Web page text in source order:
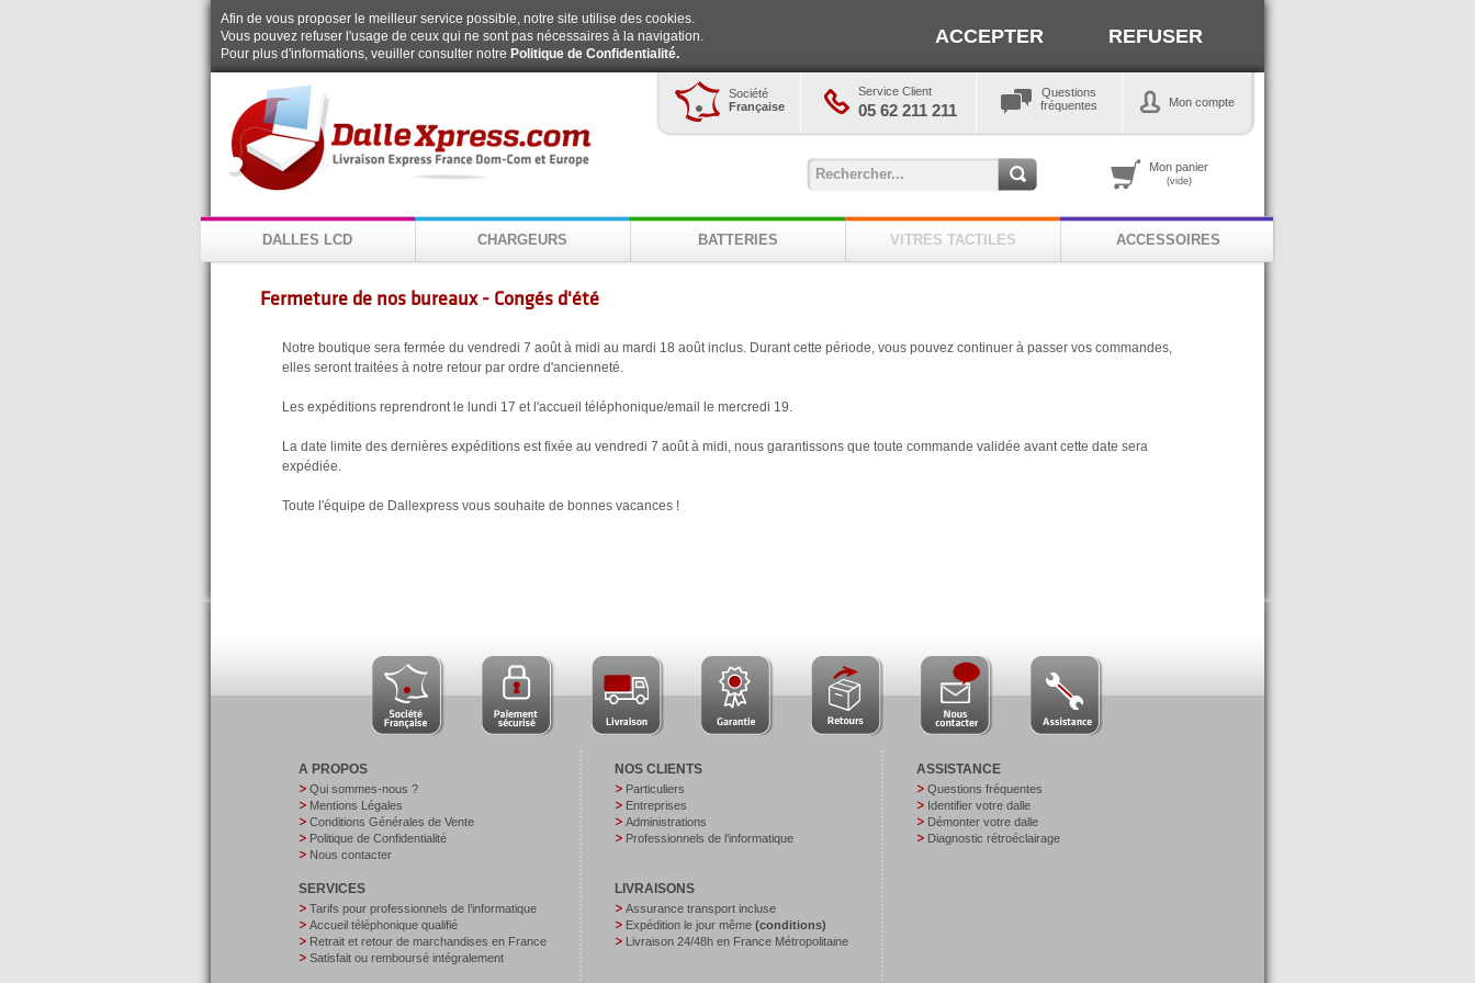
Afin de vous proposer le meilleur service possible, notre site utilise des cookies.
Vous pouvez refuser l'usage de ceux qui ne sont pas nécessaires à la navigation.
Pour plus d'informations, veuiller consulter notre Politique de Confidentialité.
ACCEPTER REFUSER
Société
Française
Service Client
05 62 211 211
Questions
fréquentes
Mon compte
Mon panier
(vide)
DALLES LCD CHARGEURS BATTERIES VITRES TACTILES ACCESSOIRES
Fermeture de nos bureaux - Congés d'été
Notre boutique sera fermée du vendredi 7 août à midi au mardi 18 août inclus. Durant cette période, vous pouvez continuer à passer vos commandes,
elles seront traitées à notre retour par ordre d'ancienneté.
Les expéditions reprendront le lundi 17 et l'accueil téléphonique/email le mercredi 19.
La date limite des dernières expéditions est fixée au vendredi 7 août à midi, nous garantissons que toute commande validée avant cette date sera
expédiée.
Toute l'équipe de Dallexpress vous souhaite de bonnes vacances !
A PROPOS
Qui sommes-nous ?
Mentions Légales
Conditions Générales de Vente
Politique de Confidentialité
Nous contacter
SERVICES
Tarifs pour professionnels de l’informatique
Accueil téléphonique qualifié
Retrait et retour de marchandises en France
Satisfait ou remboursé intégralement
NOS CLIENTS
Particuliers
Entreprises
Administrations
Professionnels de l’informatique
LIVRAISONS
Assurance transport incluse
Expédition le jour même (conditions)
Livraison 24/48h en France Métropolitaine
ASSISTANCE
Questions fréquentes
Identifier votre dalle
Démonter votre dalle
Diagnostic rétroéclairage